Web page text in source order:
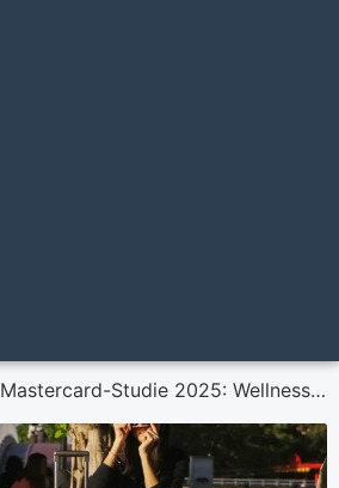
Mastercard-Studie 2025: Wellness, Kulinarik und Erlebnisreisen boomen